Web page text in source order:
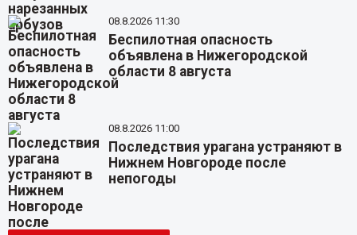
08.8.2026 11:30
Беспилотная опасность
объявлена в Нижегородской
области 8 августа
08.8.2026 11:00
Последствия урагана устраняют в
Нижнем Новгороде после
непогоды